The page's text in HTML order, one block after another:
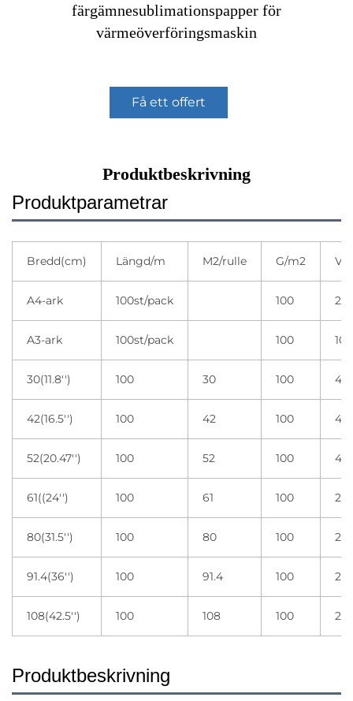
färgämnesublimationspapper för
värmeöverföringsmaskin
Få ett offert
Produktbeskrivning
Produktparametrar
Bredd(cm) Längd/m M2/rulle G/m2
A4-ark 100st/pack 100 20
A3-ark 100st/pack 100 10
30(11.8'') 100 30 100 4
42(16.5'') 100 42 100 4
52(20.47'') 100 52 100 4
61((24'') 100 61 100 2
80(31.5'') 100 80 100 2
91.4(36'') 100 91.4 100 2
108(42.5'') 100 108 100 2
Produktbeskrivning